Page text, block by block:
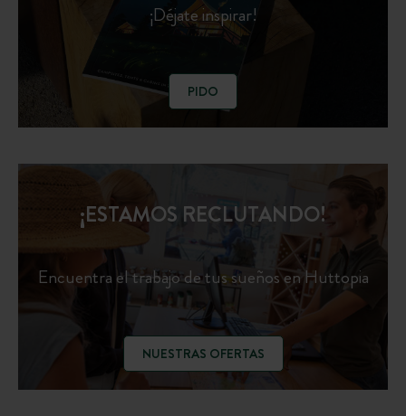
¡Déjate inspirar!
PIDO
¡ESTAMOS RECLUTANDO!
Encuentra el trabajo de tus sueños en Huttopia
NUESTRAS OFERTAS